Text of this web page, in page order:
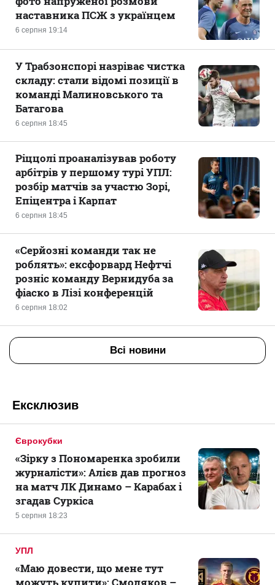
6 серпня 19:14
наставника ПСЖ з українцем
6 серпня 18:45
У Трабзонспорі назріває чистка
складу: стали відомі позиції в
команді Малиновського та
Батагова
6 серпня 18:45
Ріццолі проаналізував роботу
арбітрів у першому турі УПЛ:
розбір матчів за участю Зорі,
Епіцентра і Карпат
6 серпня 18:02
«Серйозні команди так не
роблять»: ексфорвард Нефтчі
розніс команду Вернидуба за
фіаско в Лізі конференцій
Всі новини
Ексклюзив
Єврокубки
5 серпня 18:23
«Зірку з Пономаренка зробили
журналісти»: Алієв дав прогноз
на матч ЛК Динамо – Карабах і
згадав Суркіса
УПЛ
«Маю довести, що мене тут